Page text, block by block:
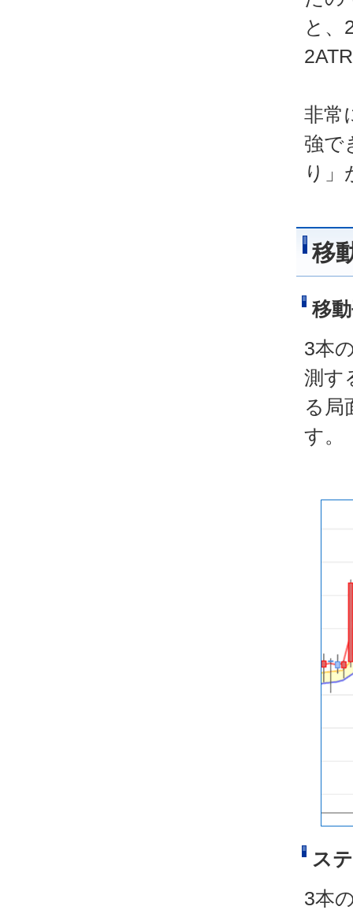
と、
非常
強で
り」
移
移
3本
測す
る局
す。
ス
3本